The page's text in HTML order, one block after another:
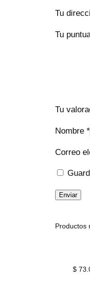
Tu
Tu
Tu
Nombre *
Correo
Productos
$